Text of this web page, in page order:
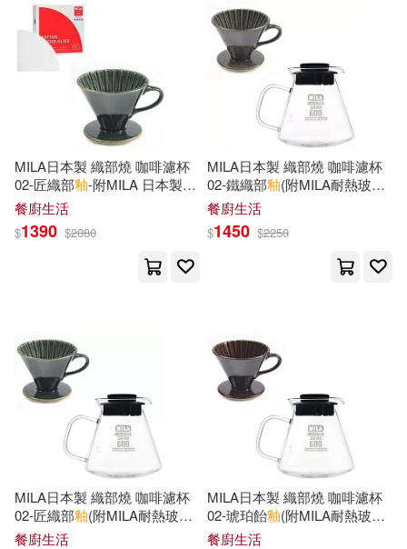
七里慧(1) 三池ろむこ(1)
中國古陶瓷學會(1)
中國古陶瓷學會編(1)
中國史話編輯委員會(1)
亂七芭蕉(1) 亦舒(1)
仁科百華(1) 付建文(1)
仙度拉(1) 佐佐木柚奈(1)
何妤玟(1)
佚名(1) 依月莉莉(1)
北京聯合出版公司(1)
北極之光(1)
南方日報出版社(1)
南海出版公司(1) 博樂伯樂(1)
和平國際(1) 唐山出版社(1)
四川人民出版社(1)
四川文藝出版社(1)
四川美術出版社(1)
MILA日本製 織部燒 咖啡濾杯
02-匠織部釉-附MILA 日本製棉
質漂白濾紙錐形02(60枚入)
餐廚生活
$1390 $2080
MILA日本製 織部燒 咖啡濾杯
02-鐵織部釉(附MILA耐熱玻璃
壺600ml)
餐廚生活
$1450 $2250
MILA日本製 織部燒 咖啡濾杯
02-匠織部釉(附MILA耐熱玻璃
壺600ml)
餐廚生活
MILA日本製 織部燒 咖啡濾杯
02-琥珀飴釉(附MILA耐熱玻璃
壺600ml)
餐廚生活